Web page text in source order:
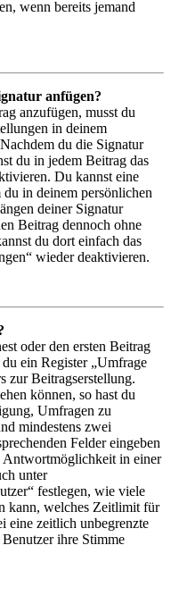
wenn bereits jemand
anfügen?
anzufügen, musst du
in deinem
du die Signatur
du in jedem Beitrag das
Du kannst eine
in deinem persönlichen
deiner Signatur
Beitrag dennoch ohne
du dort einfach das
wieder deaktivieren.
oder den ersten Beitrag
ein Register „Umfrage
zur Beitragserstellung.
können, so hast du
Umfragen zu
mindestens zwei
Felder eingeben
Antwortmöglichkeit in einer
unter
festlegen, wie viele
kann, welches Zeitlimit für
eine zeitlich unbegrenzte
ihre Stimme